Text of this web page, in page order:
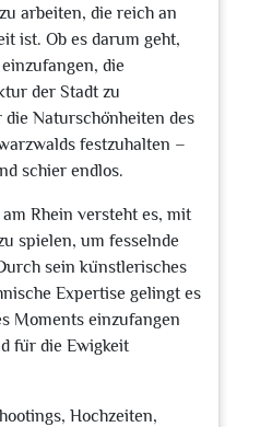
arbeiten, die reich an
ist. Ob es darum geht,
die
der Stadt zu
Naturschönheiten des
festzuhalten –
schier endlos.
Rhein versteht es, mit
spielen, um fesselnde
sein künstlerisches
Expertise gelingt es
Moments einzufangen
für die Ewigkeit
Hochzeiten,